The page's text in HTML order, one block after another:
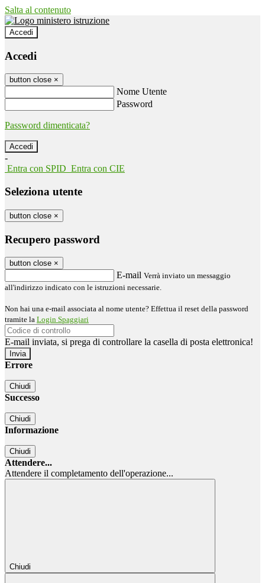
Salta al contenuto
Accedi
Accedi
button close ×
Nome Utente
Password
Password dimenticata?
-
Entra con SPID Entra con CIE
Seleziona utente
button close ×
Recupero password
button close ×
E-mail Verrà inviato un messaggio
all'indirizzo indicato con le istruzioni necessarie.
Non hai una e-mail associata al nome utente? Effettua il reset della password
tramite la Login Spaggiari
E-mail inviata, si prega di controllare la casella di posta elettronica!
Errore
Chiudi
Successo
Chiudi
Informazione
Chiudi
Attendere...
Attendere il completamento dell'operazione...
Chiudi